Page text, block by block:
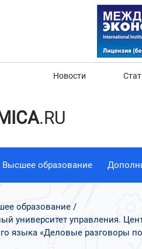
Новости
.RU
Высшее образование
образование
университет управления.
языка «Деловые разговоры